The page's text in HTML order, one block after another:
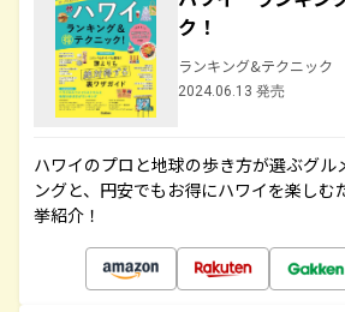
ク！
ランキング&テクニック
2024.06.13 発売
ハワイのプロと地球の歩き方が選ぶグル
ングと、円安でもお得にハワイを楽しむ
挙紹介！